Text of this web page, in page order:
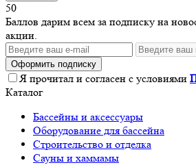
50
Баллов дарим всем за подписку на
акции.
Оформить подписку
Я прочитал и согласен с условиями
Каталог
Бассейны и аксессуары
Оборудование для бассейна
Строительство и отделка
Сауны и хаммамы